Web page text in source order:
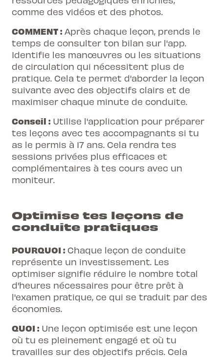
comme des vidéos et des photos.
COMMENT : Après chaque leçon, prends le
temps de consulter ton bilan sur l'app.
Identifie les manœuvres ou les situations
de circulation qui nécessitent plus de
pratique. Cela te permet d'aborder la leçon
suivante avec des objectifs clairs et de
maximiser chaque minute de conduite.
Conseil : Utilise l'application pour préparer
tes leçons avec tes accompagnants si tu
as le permis à 17 ans. Cela rendra tes
sessions privées plus efficaces et
complémentaires à tes cours avec un
moniteur.
Optimise tes leçons de
conduite pratiques
POURQUOI : Chaque leçon de conduite
représente un investissement. Les
optimiser signifie réduire le nombre total
d'heures nécessaires pour être prêt à
l'examen pratique, ce qui se traduit par des
économies.
QUOI : Une leçon optimisée est une leçon
où tu es pleinement engagé et où tu
travailles sur des objectifs précis. Cela